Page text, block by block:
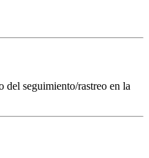
seguimiento/rastreo en la